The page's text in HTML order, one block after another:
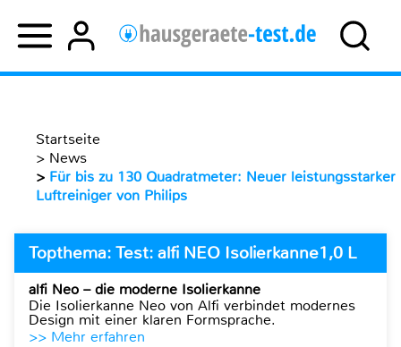
Startseite
> News
> Für bis zu 130 Quadratmeter: Neuer leistungsstarker
Luftreiniger von Philips
Topthema: Test: alfi NEO Isolierkanne1,0 L
alfi Neo – die moderne Isolierkanne
Die Isolierkanne Neo von Alfi verbindet modernes
Design mit einer klaren Formsprache.
>> Mehr erfahren